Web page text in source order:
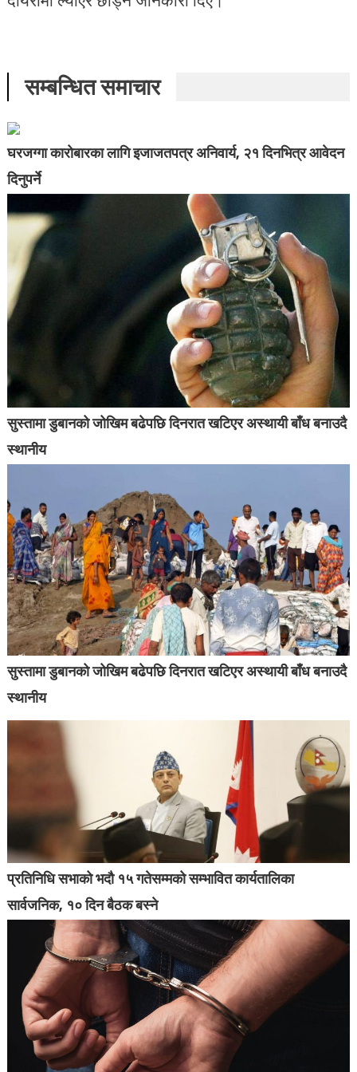
सम्बन्धित समाचार
घरजग्गा कारोबारका लागि इजाजतपत्र अनिवार्य, २१ दिनभित्र आवेदन
दिनुपर्ने
सुस्तामा डुबानको जोखिम बढेपछि दिनरात खटिएर अस्थायी बाँध बनाउदै
स्थानीय
सुस्तामा डुबानको जोखिम बढेपछि दिनरात खटिएर अस्थायी बाँध बनाउदै
स्थानीय
प्रतिनिधि सभाको भदौ १५ गतेसम्मको सम्भावित कार्यतालिका
सार्वजनिक, १० दिन बैठक बस्ने